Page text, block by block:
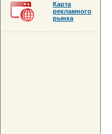
Карта
рекламного
рынка